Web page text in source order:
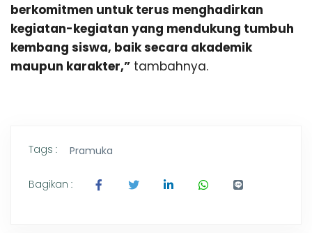
berkomitmen untuk terus menghadirkan
kegiatan-kegiatan yang mendukung tumbuh
kembang siswa, baik secara akademik
maupun karakter,” tambahnya.
Tags : Pramuka
Bagikan :